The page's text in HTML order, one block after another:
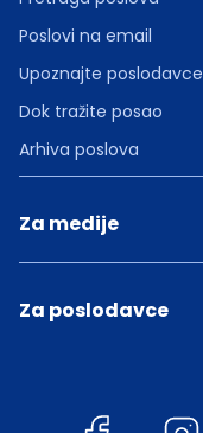
Poslovi na email
Upoznajte poslodavce
Dok tražite posao
Arhiva poslova
Za medije
Za poslodavce